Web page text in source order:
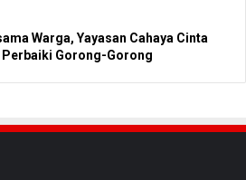
Warga, Yayasan Cahaya Cinta
Perbaiki Gorong-Gorong